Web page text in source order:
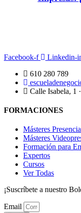
Facebook-f Linkedin-
610 280 789
Calle Isabela, 1
FORMACIONES
Másteres
Másteres
Formación para
Expertos
Cursos
Ver Todas
¡Suscríbete a nuestro
Email